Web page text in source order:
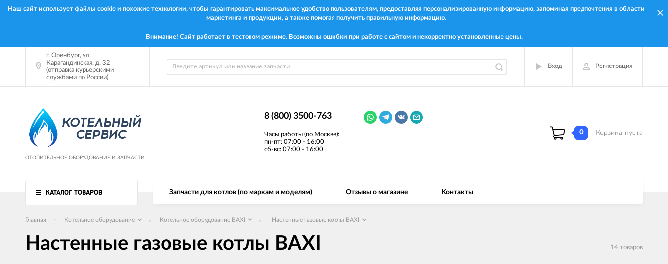
Наш сайт использует файлы cookie и похожие технологии, чтобы гарантировать максимальное удобство пользователям, предоставляя персонализированную информацию, запоминая предпочтения в области
маркетинга и продукции, а также помогая получить правильную информацию.
Внимание! Сайт работает в тестовом режиме. Возможны ошибки при работе с сайтом и некорректно установленные цены.
г. Оренбург, ул.
Карагандинская, д. 32
(отправка курьерскими
службами по России)
Вход Регистрация
ОТОПИТЕЛЬНОЕ ОБОРУДОВАНИЕ И ЗАПЧАСТИ
8 (800) 3500-763
Часы работы (по Москве):
пн-пт: 07:00 - 16:00
сб-вс: 07:00 - 16:00
0 Корзина пуста
КАТАЛОГ ТОВАРОВ Запчасти для котлов (по маркам и моделям) Отзывы о магазине Контакты
Главная Котельное оборудование Котельное оборудование BAXI Настенные газовые котлы BAXI
Настенные газовые котлы BAXI 14 товаров